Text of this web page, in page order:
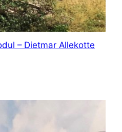
– Dietmar Allekotte